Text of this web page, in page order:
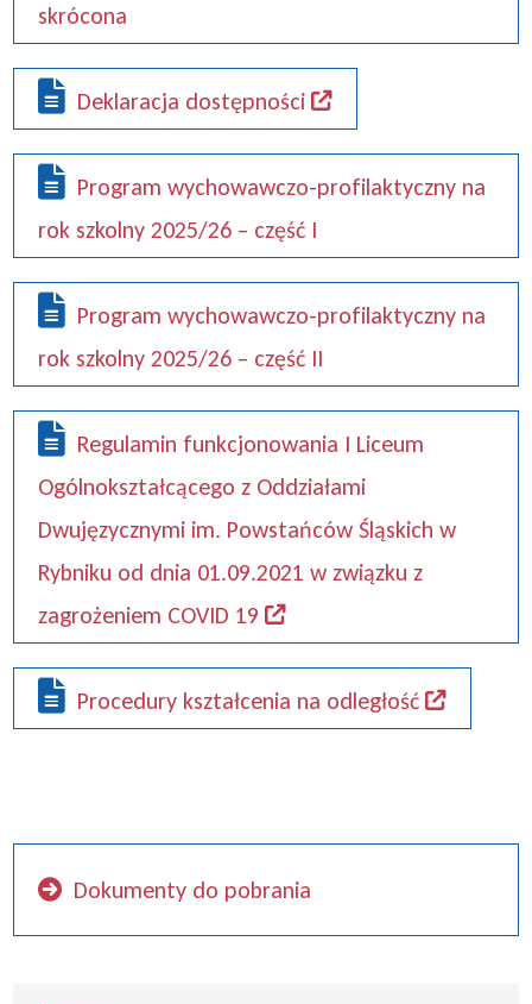
skrócona
Deklaracja dostępności
Program wychowawczo-profilaktyczny na
rok szkolny 2025/26 – część I
Program wychowawczo-profilaktyczny na
rok szkolny 2025/26 – część II
Regulamin funkcjonowania I Liceum
Ogólnokształcącego z Oddziałami
Dwujęzycznymi im. Powstańców Śląskich w
Rybniku od dnia 01.09.2021 w związku z
zagrożeniem COVID 19
Procedury kształcenia na odległość
Dokumenty do pobrania